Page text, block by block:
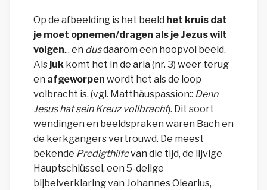
Op de afbeelding is het beeld het kruis dat
je moet opnemen/dragen als je Jezus wilt
volgen... en dusdaarom een hoopvol beeld.
Als juk komt het in de aria (nr. 3) weer terug
en afgeworpen wordt het als de loop
volbracht is. (vgl. Matthäuspassion:: Denn
Jesus hat sein Kreuz vollbracht). Dit soort
wendingen en beeldspraken waren Bach en
de kerkgangers vertrouwd. De meest
bekende Predigthilfevan die tijd, de lijvige
Hauptschlüssel, een 5-delige
bijbelverklaring van Johannes Olearius,